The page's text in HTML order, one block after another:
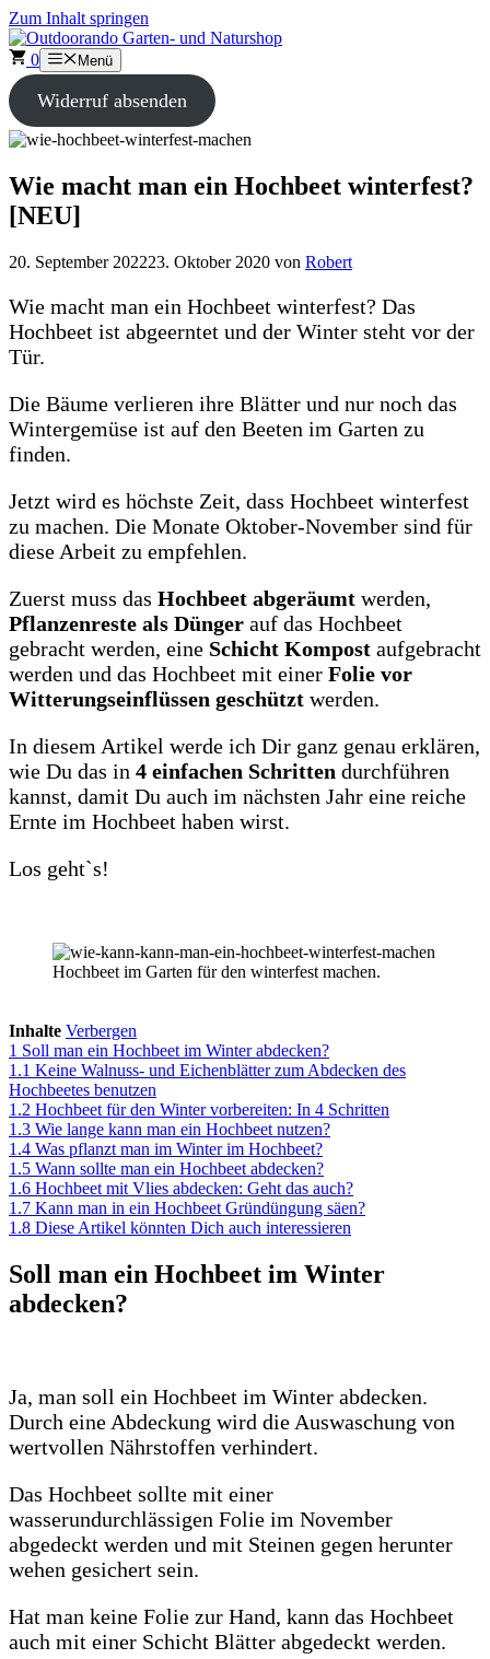
Zum Inhalt springen
0 Menü
Widerruf absenden
Wie macht man ein Hochbeet winterfest?
[NEU]
20. September 202223. Oktober 2020 von Robert
Wie macht man ein Hochbeet winterfest? Das
Hochbeet ist abgeerntet und der Winter steht vor der
Tür.
Die Bäume verlieren ihre Blätter und nur noch das
Wintergemüse ist auf den Beeten im Garten zu
finden.
Jetzt wird es höchste Zeit, dass Hochbeet winterfest
zu machen. Die Monate Oktober-November sind für
diese Arbeit zu empfehlen.
Zuerst muss das Hochbeet abgeräumt werden,
Pflanzenreste als Dünger auf das Hochbeet
gebracht werden, eine Schicht Kompost aufgebracht
werden und das Hochbeet mit einer Folie vor
Witterungseinflüssen geschützt werden.
In diesem Artikel werde ich Dir ganz genau erklären,
wie Du das in 4 einfachen Schritten durchführen
kannst, damit Du auch im nächsten Jahr eine reiche
Ernte im Hochbeet haben wirst.
Los geht`s!
Hochbeet im Garten für den winterfest machen.
Inhalte Verbergen
1 Soll man ein Hochbeet im Winter abdecken?
1.1 Keine Walnuss- und Eichenblätter zum Abdecken des
Hochbeetes benutzen
1.2 Hochbeet für den Winter vorbereiten: In 4 Schritten
1.3 Wie lange kann man ein Hochbeet nutzen?
1.4 Was pflanzt man im Winter im Hochbeet?
1.5 Wann sollte man ein Hochbeet abdecken?
1.6 Hochbeet mit Vlies abdecken: Geht das auch?
1.7 Kann man in ein Hochbeet Gründüngung säen?
1.8 Diese Artikel könnten Dich auch interessieren
Soll man ein Hochbeet im Winter
abdecken?
Ja, man soll ein Hochbeet im Winter abdecken.
Durch eine Abdeckung wird die Auswaschung von
wertvollen Nährstoffen verhindert.
Das Hochbeet sollte mit einer
wasserundurchlässigen Folie im November
abgedeckt werden und mit Steinen gegen herunter
wehen gesichert sein.
Hat man keine Folie zur Hand, kann das Hochbeet
auch mit einer Schicht Blätter abgedeckt werden.